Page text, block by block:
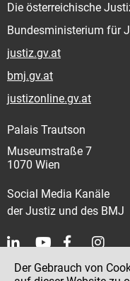
Die österreichische
Bundesministerium für
justiz.gv.at
bmj.gv.at
justizonline.gv.at
Palais Trautson
Museumstraße 7
1070 Wien
Social Media Kanäle
der Justiz und des BMJ
Kontakt
Der Gebrauch von